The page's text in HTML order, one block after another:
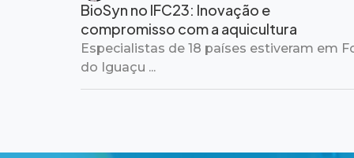
BioSyn no IFC23: Inovação e
compromisso com a aquicultura
Especialistas de 18 países estiveram em
do Iguaçu ...